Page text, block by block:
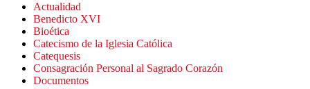
Actualidad
Benedicto XVI
Bioética
Catecismo de la Iglesia Católica
Catequesis
Consagración Personal al Sagrado Corazón
Documentos